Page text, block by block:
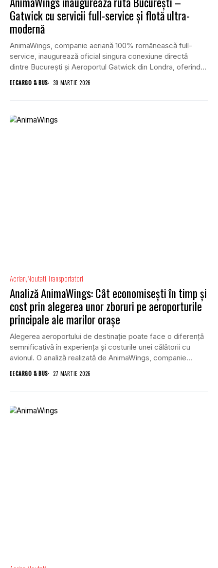
Gatwick cu servicii full-service și flotă ultra-
modernă
AnimaWings, companie aeriană 100% românească full-
service, inaugurează oficial singura conexiune directă
dintre București și Aeroportul Gatwick din Londra, oferind
românilor acces rapid către...
DECARGO & BUS 30 MARTIE 2026
Aerian NoutatiTransportatori
Analiză AnimaWings: Cât economiseşti în timp și
cost prin alegerea unor zboruri pe aeroporturile
principale ale marilor oraşe
Alegerea aeroportului de destinație poate face o diferență
semnificativă în experiența şi costurile unei călătorii cu
avionul. O analiză realizată de AnimaWings, companie...
DECARGO & BUS 27 MARTIE 2026